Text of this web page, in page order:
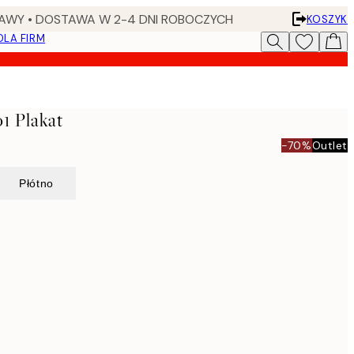
• DOSTAWA W 2-4 DNI ROBOCZYCH
KOSZYK
FIRM
Plakat
-70%Outlet
Płótno